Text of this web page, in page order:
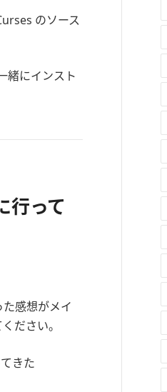
のソース
行って
感想がメイ
ださい。